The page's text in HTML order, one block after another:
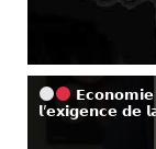
𝗹’𝗲𝘅𝗶𝗴𝗲𝗻𝗰𝗲 𝗱𝗲